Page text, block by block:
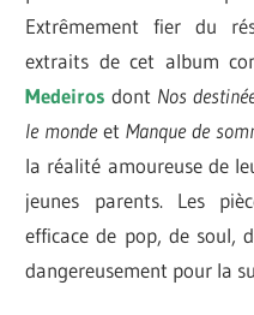
Extrêmement fier du
extraits de cet album
Medeiros dont Nos
le mondeetManque de
la réalité amoureuse de
jeunes parents. Les
efficace de pop, de soul,
dangereusement pour la